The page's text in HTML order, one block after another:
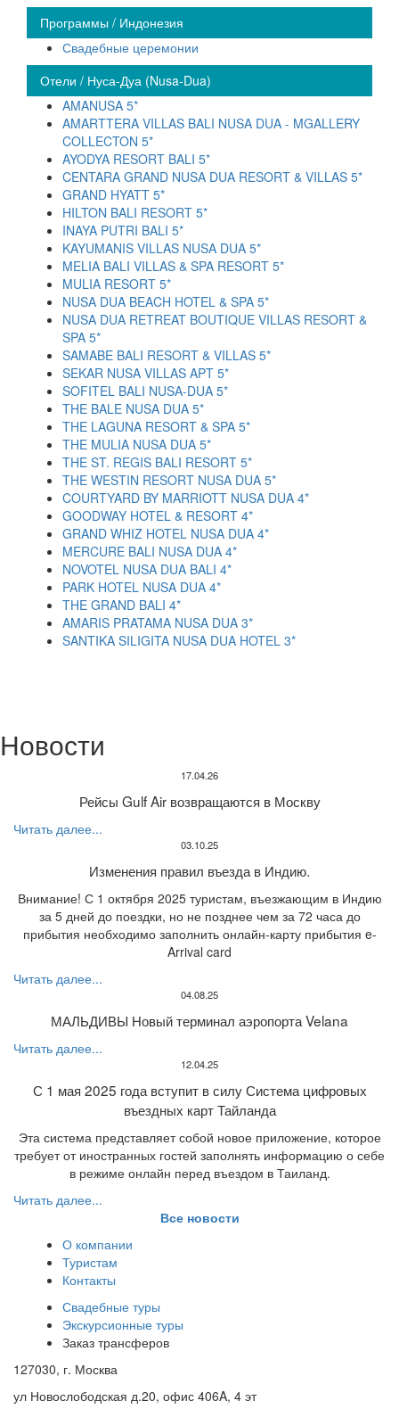
Программы / Индонезия
Свадебные церемонии
Отели / Нуса-Дуа (Nusa-Dua)
AMANUSA 5*
AMARTTERA VILLAS BALI NUSA DUA - MGALLERY
COLLECTON 5*
AYODYA RESORT BALI 5*
CENTARA GRAND NUSA DUA RESORT & VILLAS 5*
GRAND HYATT 5*
HILTON BALI RESORT 5*
INAYA PUTRI BALI 5*
KAYUMANIS VILLAS NUSA DUA 5*
MELIA BALI VILLAS & SPA RESORT 5*
MULIA RESORT 5*
NUSA DUA BEACH HOTEL & SPA 5*
NUSA DUA RETREAT BOUTIQUE VILLAS RESORT &
SPA 5*
SAMABE BALI RESORT & VILLAS 5*
SEKAR NUSA VILLAS APT 5*
SOFITEL BALI NUSA-DUA 5*
THE BALE NUSA DUA 5*
THE LAGUNA RESORT & SPA 5*
THE MULIA NUSA DUA 5*
THE ST. REGIS BALI RESORT 5*
THE WESTIN RESORT NUSA DUA 5*
COURTYARD BY MARRIOTT NUSA DUA 4*
GOODWAY HOTEL & RESORT 4*
GRAND WHIZ HOTEL NUSA DUA 4*
MERCURE BALI NUSA DUA 4*
NOVOTEL NUSA DUA BALI 4*
PARK HOTEL NUSA DUA 4*
THE GRAND BALI 4*
AMARIS PRATAMA NUSA DUA 3*
SANTIKA SILIGITA NUSA DUA HOTEL 3*
Новости
17.04.26
Рейсы Gulf Air возвращаются в Москву
Читать далее...
03.10.25
Изменения правил въезда в Индию.
Внимание! С 1 октября 2025 туристам, въезжающим в Индию
за 5 дней до поездки, но не позднее чем за 72 часа до
прибытия необходимо заполнить онлайн-карту прибытия e-
Arrival card
Читать далее...
04.08.25
МАЛЬДИВЫ Новый терминал аэропорта Velana
Читать далее...
12.04.25
С 1 мая 2025 года вступит в силу Система цифровых
въездных карт Тайланда
Эта система представляет собой новое приложение, которое
требует от иностранных гостей заполнять информацию о себе
в режиме онлайн перед въездом в Таиланд.
Читать далее...
Все новости
О компании
Туристам
Контакты
Свадебные туры
Экскурсионные туры
Заказ трансферов
127030, г. Москва
ул Новослободская д.20, офис 406A, 4 эт